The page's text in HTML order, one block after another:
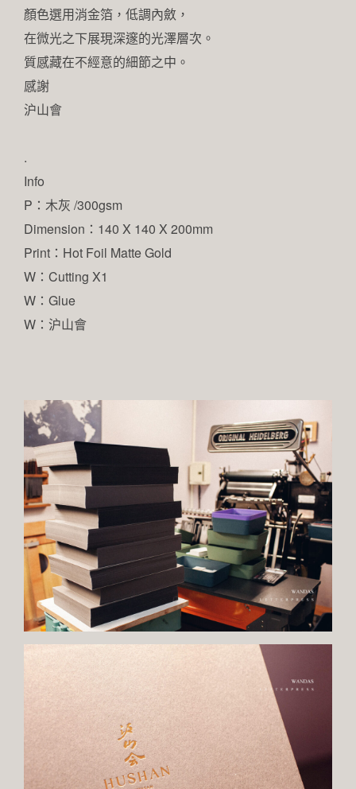
顏色選用消金箔，低調內斂，
在微光之下展現深邃的光澤層次。
質感藏在不經意的細節之中。
感謝
沪山會
.
Info
P：木灰 /300gsm
Dimension：140 X 140 X 200mm
Print：Hot Foil Matte Gold
W：Cutting X1
W：Glue
W：沪山會